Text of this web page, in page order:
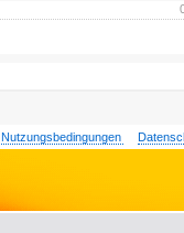
Nutzungsbedingungen